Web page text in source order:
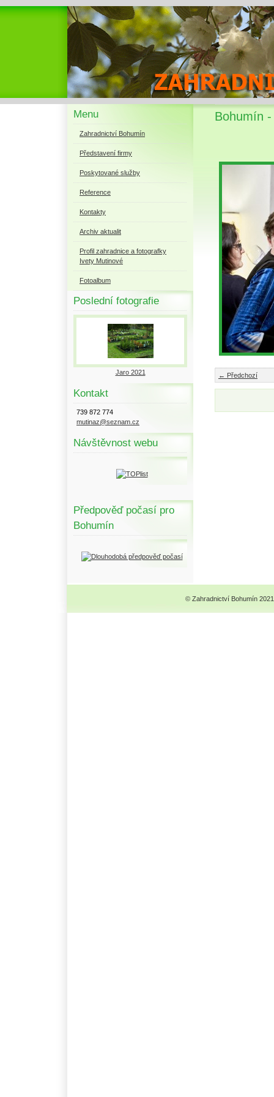
Menu
Zahradnictví Bohumín
Představení firmy
Poskytované služby
Reference
Kontakty
Archiv aktualit
Profil zahradnice a fotografky
Ivety Mutinové
Fotoalbum
Poslední fotografie
Jaro 2021
Kontakt
739 872 774
mutinaz@seznam.cz
Návštěvnost webu
Předpověď počasí pro
Bohumín
Bohumín
← Předchozí
© Zahradnictví Bohumín